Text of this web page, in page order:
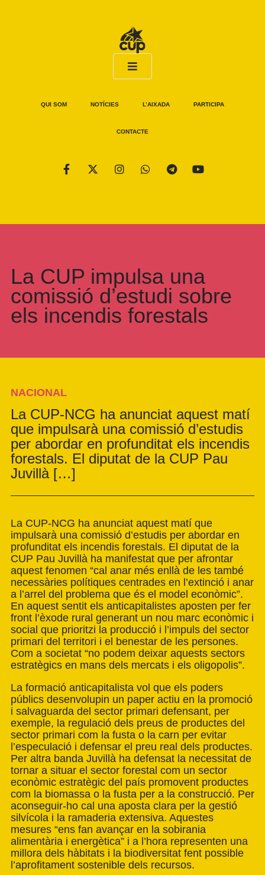
QUI SOM NOTÍCIES L’AIXADA PARTICIPA
CONTACTE
La CUP impulsa una
comissió d’estudi sobre
els incendis forestals
NACIONAL
La CUP-NCG ha anunciat aquest matí
que impulsarà una comissió d’estudis
per abordar en profunditat els incendis
forestals. El diputat de la CUP Pau
Juvillà […]
La CUP-NCG ha anunciat aquest matí que
impulsarà una comissió d’estudis per abordar en
profunditat els incendis forestals. El diputat de la
CUP Pau Juvillà ha manifestat que per afrontar
aquest fenomen “cal anar més enllà de les també
necessàries polítiques centrades en l’extinció i anar
a l’arrel del problema que és el model econòmic”.
En aquest sentit els anticapitalistes aposten per fer
front l’èxode rural generant un nou marc econòmic i
social que prioritzi la producció i l’impuls del sector
primari del territori i el benestar de les persones.
Com a societat “no podem deixar aquests sectors
estratègics en mans dels mercats i els oligopolis”.
La formació anticapitalista vol que els poders
públics desenvolupin un paper actiu en la promoció
i salvaguarda del sector primari defensant, per
exemple, la regulació dels preus de productes del
sector primari com la fusta o la carn per evitar
l’especulació i defensar el preu real dels productes.
Per altra banda Juvillà ha defensat la necessitat de
tornar a situar el sector forestal com un sector
econòmic estratègic del país promovent productes
com la biomassa o la fusta per a la construcció. Per
aconseguir-ho cal una aposta clara per la gestió
silvícola i la ramaderia extensiva. Aquestes
mesures “ens fan avançar en la sobirania
alimentària i energètica” i a l’hora representen una
millora dels hàbitats i la biodiversitat fent possible
l’aprofitament sostenible dels recursos.